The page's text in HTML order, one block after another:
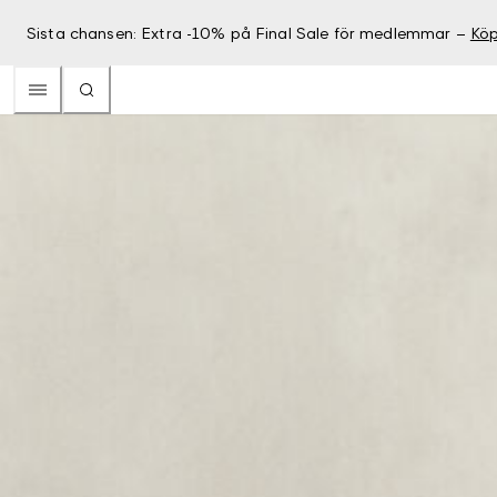
Sista chansen: Extra -10% på Final Sale för medlemmar –